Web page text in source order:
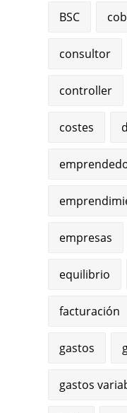
BSC
consultor
controller
costes
empresas
equilibrio
facturación
gastos
gastos